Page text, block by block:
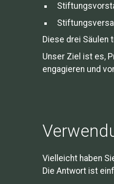
Diese drei Säulen
Unser Ziel ist es,
engagieren und
Vielleicht haben
Die Antwort ist